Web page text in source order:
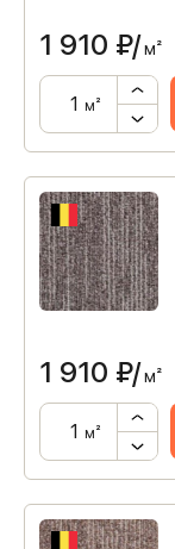
1 910 ₽/м²
м²
1 910 ₽/м²
м²